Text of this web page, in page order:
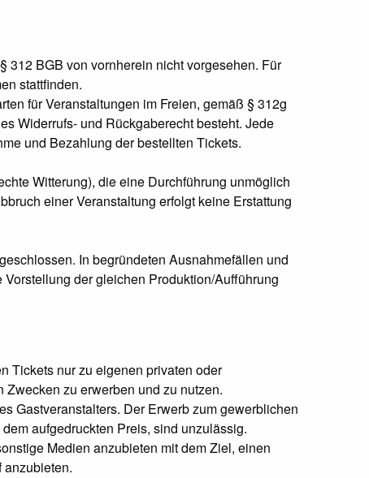
312 BGB von vornherein nicht vorgesehen. Für
stattfinden.
für Veranstaltungen im Freien, gemäß § 312g
Widerrufs- und Rückgaberecht besteht. Jede
und Bezahlung der bestellten Tickets.
Witterung), die eine Durchführung unmöglich
einer Veranstaltung erfolgt keine Erstattung
In begründeten Ausnahmefällen und
der gleichen Produktion/Aufführung
Tickets nur zu eigenen privaten oder
zu erwerben und zu nutzen.
Gastveranstalters. Der Erwerb zum gewerblichen
aufgedruckten Preis, sind unzulässig.
Medien anzubieten mit dem Ziel, einen
anzubieten.